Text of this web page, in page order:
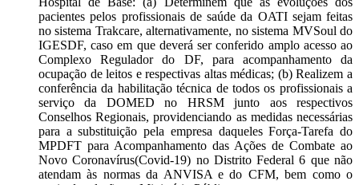
pacientes pelos profissionais de saúde da OATI sejam feitas
no sistema Trakcare, alternativamente, no sistema MVSoul do
IGESDF, caso em que deverá ser conferido amplo acesso ao
Complexo Regulador do DF, para acompanhamento da
ocupação de leitos e respectivas altas médicas; (b) Realizem a
conferência da habilitação técnica de todos os profissionais a
serviço da DOMED no HRSM junto aos respectivos
Conselhos Regionais, providenciando as medidas necessárias
para a substituição pela empresa daqueles Força-Tarefa do
MPDFT para Acompanhamento das Ações de Combate ao
Novo Coronavírus(Covid-19) no Distrito Federal 6 que não
atendam às normas da ANVISA e do CFM, bem como o